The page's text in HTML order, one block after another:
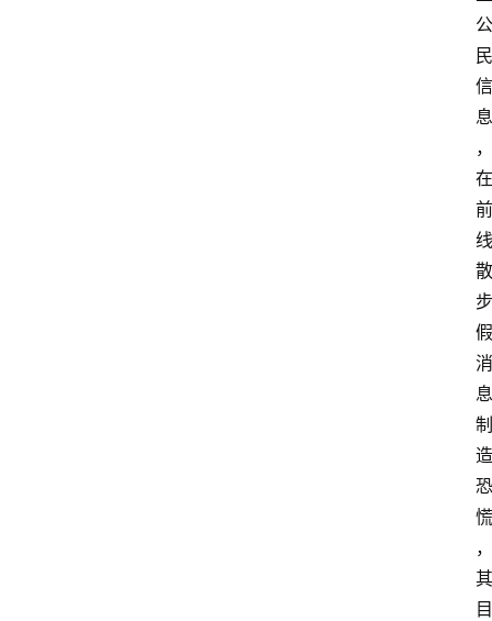
公
民
信
息
，
在
前
线
散
步
假
消
息
制
造
恐
慌
，
其
目